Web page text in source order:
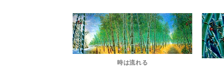
時は流れる